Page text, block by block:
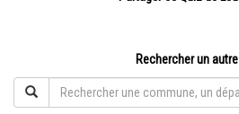
Rechercher un